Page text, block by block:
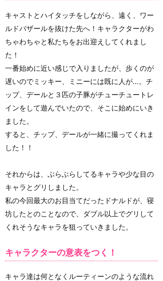
キャストとハイタッチをしながら、遠く、ワー
ルドバザールを抜けた先へ！キャラクターがわ
ちゃわちゃと私たちをお出迎えしてくれまし
た！
一番始めに近い感じで入りましたが、歩くのが
遅いのでミッキー、ミニーには既に人が…。チ
ップ、デールと３匹の子豚がチューチュートレ
インをして遊んでいたので、そこに始めにいき
ました。
すると、チップ、デールが一緒に撮ってくれま
した！！
それからは、ぶらぶらしてるキャラや少な目の
キャラとグリしました。
私の今回最大のお目当てだったドナルドが、寝
坊したとのことなので、ダブル以上でグリして
くれそうなキャラを狙っていきました。
キャラクターの意表をつく！
キャラ達は何となくルーティーンのような流れ